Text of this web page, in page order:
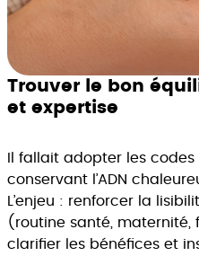
Trouver le bon
et expertise
Il fallait adopter les
conservant l’ADN
L’enjeu : renforcer la
(routine santé, maternité,
clarifier les bénéfices et